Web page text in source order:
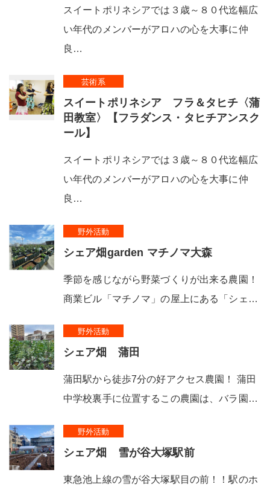
スイートポリネシアでは３歳～８０代迄幅広
い年代のメンバーがアロハの心を大事に仲
良…
芸術系
スイートポリネシア フラ＆タヒチ〈蒲
田教室〉【フラダンス・タヒチアンスク
ール】
スイートポリネシアでは３歳～８０代迄幅広
い年代のメンバーがアロハの心を大事に仲
良…
野外活動
シェア畑garden マチノマ大森
季節を感じながら野菜づくりが出来る農園！
商業ビル「マチノマ」の屋上にある「シェ…
野外活動
シェア畑 蒲田
蒲田駅から徒歩7分の好アクセス農園！ 蒲田
中学校裏手に位置するこの農園は、バラ園…
野外活動
シェア畑 雪が谷大塚駅前
東急池上線の雪が谷大塚駅目の前！！駅のホ